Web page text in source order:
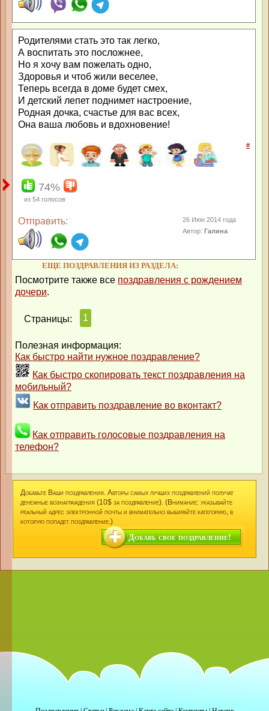
Родителями стать это так легко,
А воспитать это посложнее,
Но я хочу вам пожелать одно,
Здоровья и чтоб жили веселее,
Теперь всегда в доме будет смех,
И детский лепет поднимет настроение,
Родная дочка, счастье для вас всех,
Она ваша любовь и вдохновение!
#
74%
из 54 голосов
Отправить:
26 Июн 2014 года
Автор:Галина
ЕЩЕ ПОЗДРАВЛЕНИЯ ИЗ РАЗДЕЛА:
Посмотрите также все поздравления с рождением
дочери.
Страницы: 1
Полезная информация:
Как быстро найти нужное поздравление?
Как быстро скопировать текст поздравления на
мобильный?
Как отправить поздравление во вконтакт?
Как отправить голосовые поздравления на
телефон?
Добавьте Ваши поздравления. Авторы самых лучших поздравлений получат
денежные вознаграждения (10$ за поздравление). (Внимание: указывайте
реальный адрес электронной почты и внимательно выбирайте категорию, в
которую попадет поздравление.)
Добавь свое поздравление!